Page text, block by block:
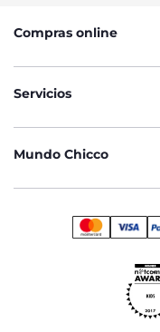
Compras online
Servicios
Mundo Chicco